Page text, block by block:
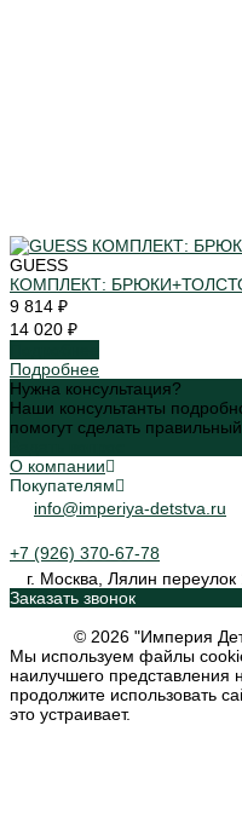
GUESS
КОМПЛЕКТ:
9 814 ₽
14 020 ₽
Подробнее
Нужна консультация?
Наши консультанты
помогут сделать
О компании
Покупателям
info@imperiya-detstva.ru
+7 (926) 370-67-78
г. Москва, Лялин переулок
Заказать звонок
© 2026 "Империя
Мы используем файлы
наилучшего представления
продолжите использовать
это устраивает.